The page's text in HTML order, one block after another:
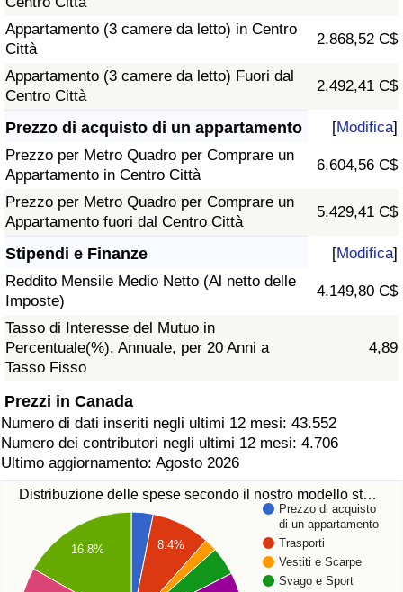
Appartamento (3 camere da letto) in Centro
Città
2.868,52 C$
Appartamento (3 camere da letto) Fuori dal
Centro Città
2.492,41 C$
Prezzo di acquisto di un appartamento [Modifica]
Prezzo per Metro Quadro per Comprare un
Appartamento in Centro Città
6.604,56 C$
Prezzo per Metro Quadro per Comprare un
Appartamento fuori dal Centro Città
5.429,41 C$
Stipendi e Finanze [Modifica]
Reddito Mensile Medio Netto (Al netto delle
Imposte)
4.149,80 C$
Tasso di Interesse del Mutuo in
Percentuale(%), Annuale, per 20 Anni a
Tasso Fisso
4,89
Prezzi in Canada
Numero di dati inseriti negli ultimi 12 mesi: 43.552
Numero dei contributori negli ultimi 12 mesi: 4.706
Ultimo aggiornamento: Agosto 2026
Distribuzione delle spese secondo il nostro modello st…
Prezzo di acquisto
di un appartamento
Trasporti
Vestiti e Scarpe
Svago e Sport
8.4%
16.8%